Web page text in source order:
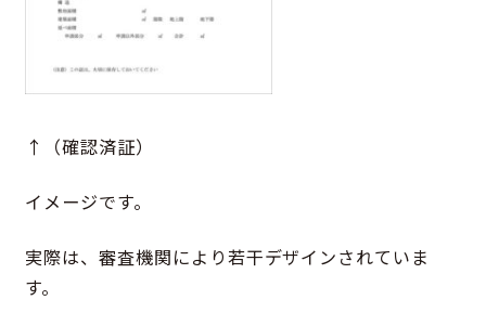
↑（確認済証）
イメージです。
実際は、審査機関により若干デザインされていま
す。